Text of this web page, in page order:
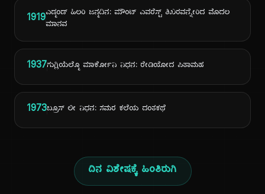
1919ಎಡ್ಮಂಡ್ ಹಿಲರಿ ಜನ್ಮದಿನ: ಮೌಂಟ್ ಎವರೆಸ್ಟ್ ಶಿಖರವನ್ನೇರಿದ ಮೊದಲ
ಮಾನವ
1937ಗುಗ್ಲಿಯೆಲ್ಮೊ ಮಾರ್ಕೋನಿ ನಿಧನ: ರೇಡಿಯೋದ ಪಿತಾಮಹ
1973ಬ್ರೂಸ್ ಲೀ ನಿಧನ: ಸಮರ ಕಲೆಯ ದಂತಕಥೆ
ದಿನ ವಿಶೇಷಕ್ಕೆ ಹಿಂತಿರುಗಿ